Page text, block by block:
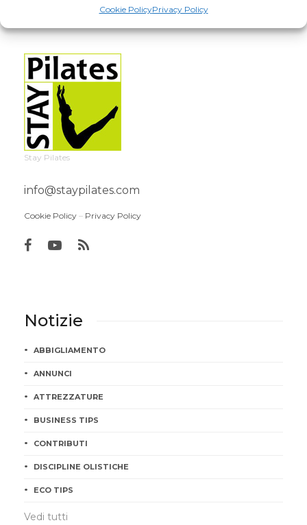
Cookie PolicyPrivacy Policy
Stay Pilates
info@staypilates.com
Cookie Policy – Privacy Policy
Notizie
ABBIGLIAMENTO
ANNUNCI
ATTREZZATURE
BUSINESS TIPS
CONTRIBUTI
DISCIPLINE OLISTICHE
ECO TIPS